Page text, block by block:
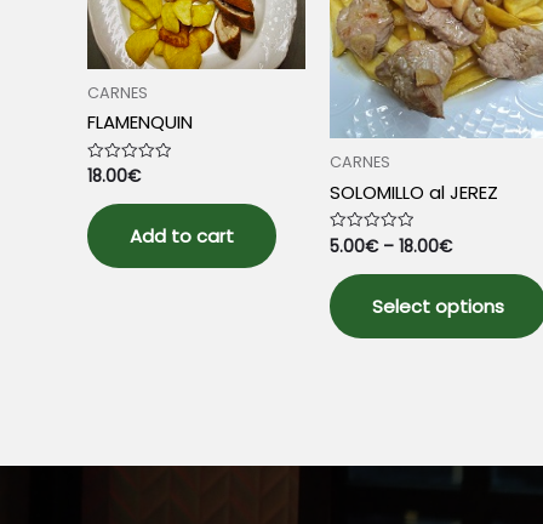
CARNES
FLAMENQUIN
Rated
0
out
of
5
18.00€
Add to cart
CARNES
SOLOMILLO al JEREZ
Rated
0
of
5
5.00€– 18.00€
Select options